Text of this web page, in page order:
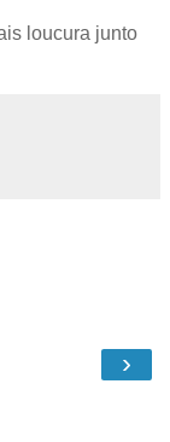
loucura junto
›